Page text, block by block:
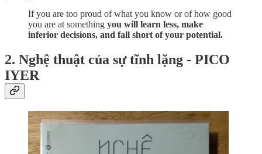
If you are too proud of what you know or of how good
you are at something you will learn less, make
inferior decisions, and fall short of your potential.
2. Nghệ thuật của sự tĩnh lặng - PICO
IYER